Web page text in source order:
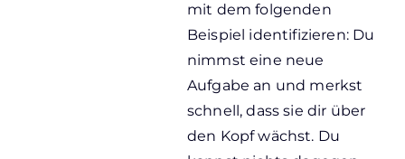
mit dem folgenden
Beispiel identifizieren: Du
nimmst eine neue
Aufgabe an und merkst
schnell, dass sie dir über
den Kopf wächst. Du